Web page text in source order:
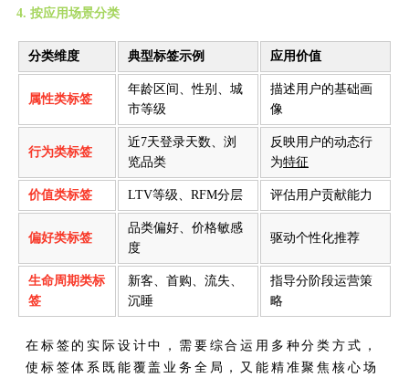
4. 按应用场景分类
分类维度 典型标签示例 应用价值
属性类标签
年龄区间、性别、城
市等级
描述用户的基础画
像
行为类标签
近7天登录天数、浏
览品类
反映用户的动态行
为特征
价值类标签 LTV等级、RFM分层 评估用户贡献能力
偏好类标签
品类偏好、价格敏感
度
驱动个性化推荐
生命周期类标
签
新客、首购、流失、
沉睡
指导分阶段运营策
略
在标签的实际设计中，需要综合运用多种分类方式，
使标签体系既能覆盖业务全局，又能精准聚焦核心场